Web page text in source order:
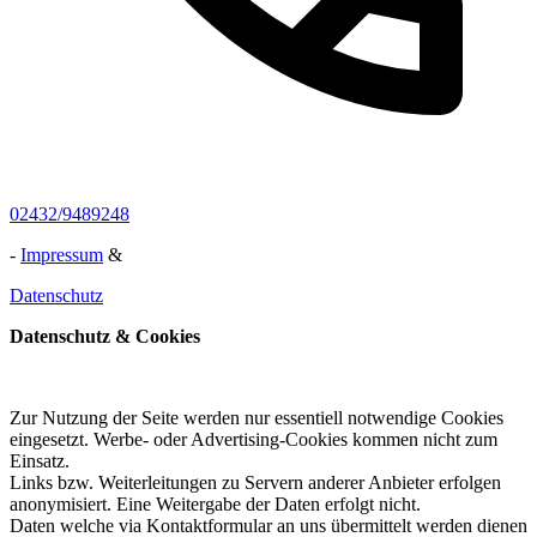
02432/9489248
- Impressum &
Datenschutz
Datenschutz & Cookies
Zur Nutzung der Seite werden nur essentiell notwendige Cookies
eingesetzt. Werbe- oder Advertising-Cookies kommen nicht zum
Einsatz.
Links bzw. Weiterleitungen zu Servern anderer Anbieter erfolgen
anonymisiert. Eine Weitergabe der Daten erfolgt nicht.
Daten welche via Kontaktformular an uns übermittelt werden dienen